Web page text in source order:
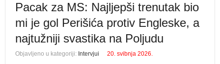
Pacak za MS: Najljepši trenutak bio
mi je gol Perišića protiv Engleske, a
najtužniji svastika na Poljudu
Objavljeno u kategoriji: Intervjui 20. svibnja 2026.